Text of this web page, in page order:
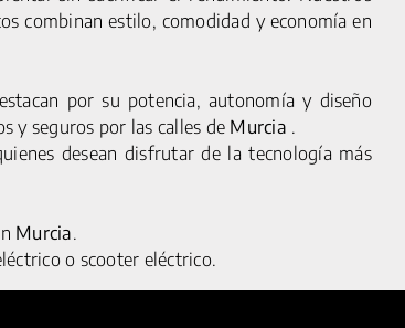
combinan estilo, comodidad y economía en
por su potencia, autonomía y diseño
y seguros por las calles de Murcia .
desean disfrutar de la tecnología más
Murcia.
o scooter eléctrico.
FAQS
CONTACTO
SALA DE PRENSA